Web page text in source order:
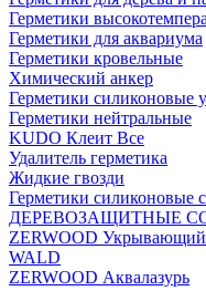
Герметики
Герметики для аквариума
Герметики кровельные
Химический анкер
Герметики силиконовые
Герметики нейтральные
KUDO Клеит Все
Удалитель герметика
Жидкие гвозди
Герметики силиконовые
ДЕРЕВОЗАЩИТНЫЕ
ZERWOOD Укрывающий
WALD
ZERWOOD Аквалазурь